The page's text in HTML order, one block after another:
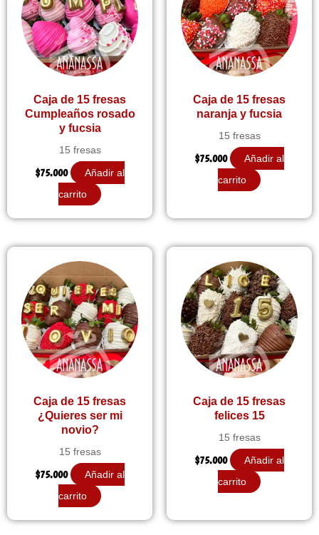
Caja de 15 fresas
Cumpleaños rosado
y fucsia
15 fresas
$75.000
Añadir al
carrito
Caja de 15 fresas
naranja y fucsia
15 fresas
$75.000
Añadir al
carrito
Caja de 15 fresas
¿Quieres ser mi
novio?
15 fresas
$75.000
Añadir al
carrito
Caja de 15 fresas
felices 15
15 fresas
$75.000
Añadir al
carrito